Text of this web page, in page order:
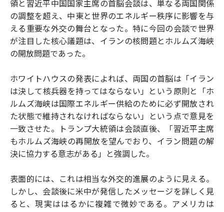
領と習近平中国国家主席の首脳会談は、単なる両国関係
の調整を超え、中東と世界のエネルギー秩序に影響を与
える重要な外交の舞台となった。特に今回の会談で世界
が注目した核心議題は、イランの核問題とホルムズ海峡
の開放問題であった。
ホワイトハウスの発表によれば、両国の首脳は「イラン
は決して核兵器を持ってはならない」という原則と「ホ
ルムズ海峡は国際エネルギー供給のために必ず開放され
た状態で維持されなければならない」という点で意見を
一致させた。トランプ大統領は会談直後、「習近平主席
もホルムズ海峡の再開放を望んでおり、イラン問題の解
決に協力する意志がある」と強調した。
表面的には、これは相当な外交的進展のように見える。
しかし、会談後に米中が発信したメッセージを詳しく見
ると、現実ははるかに複雑で微妙である。アメリカは